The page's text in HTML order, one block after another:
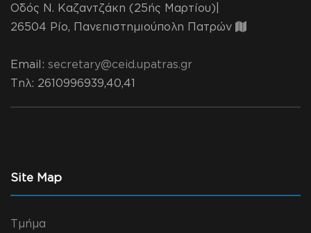
Οδός Ν. Καζαντζάκη (25ής Μαρτίου)|
26504 Ρίο, Πανεπιστημιούπολη Πατρών
Email: secretary@ceid.upatras.gr
Τηλ: 2610996939,40,41
Site Map
Τμήμα